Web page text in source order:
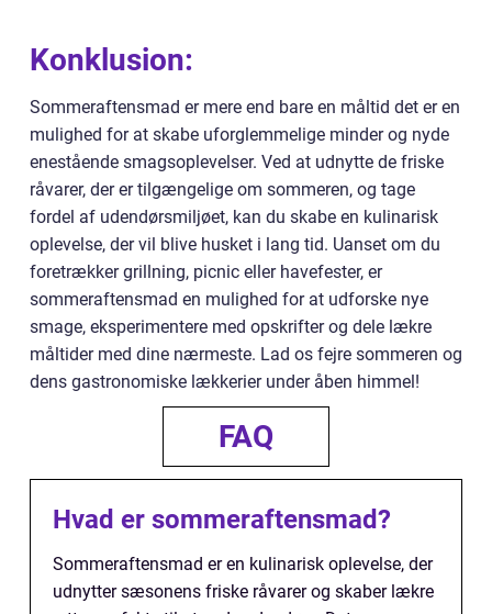
Konklusion:
Sommeraftensmad er mere end bare en måltid det er en
mulighed for at skabe uforglemmelige minder og nyde
enestående smagsoplevelser. Ved at udnytte de friske
råvarer, der er tilgængelige om sommeren, og tage
fordel af udendørsmiljøet, kan du skabe en kulinarisk
oplevelse, der vil blive husket i lang tid. Uanset om du
foretrækker grillning, picnic eller havefester, er
sommeraftensmad en mulighed for at udforske nye
smage, eksperimentere med opskrifter og dele lækre
måltider med dine nærmeste. Lad os fejre sommeren og
dens gastronomiske lækkerier under åben himmel!
FAQ
Hvad er sommeraftensmad?
Sommeraftensmad er en kulinarisk oplevelse, der
udnytter sæsonens friske råvarer og skaber lækre